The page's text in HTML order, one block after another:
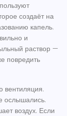
создаёт на
капель.
и
раствор —
повредить
вентиляция.
ослышались.
воздух. Если